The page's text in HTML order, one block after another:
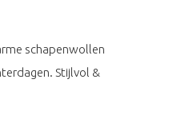
schapenwollen
Stijlvol &